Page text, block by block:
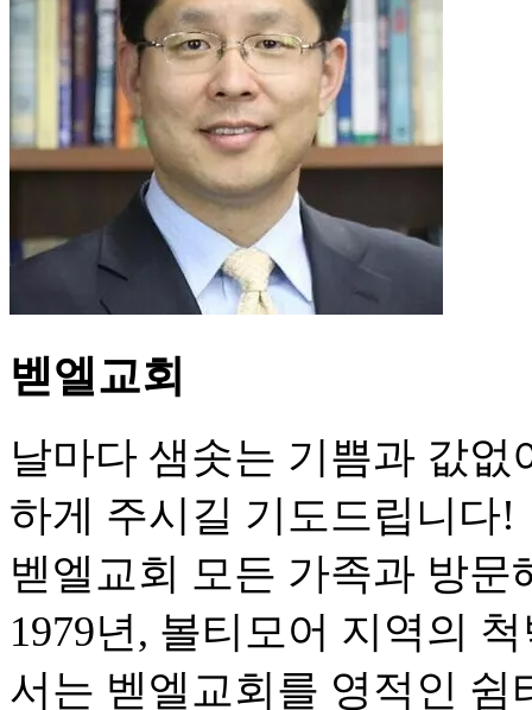
벧엘교회
날마다 샘솟는 기쁨과 값
하게 주시길 기도드립니다!
벧엘교회 모든 가족과 방
1979년, 볼티모어 지역의
서는 벧엘교회를 영적인 쉼